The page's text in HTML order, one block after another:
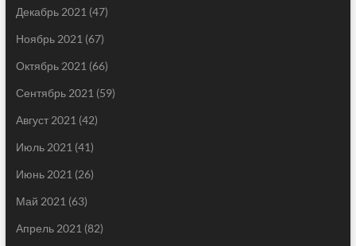
Декабрь 2021 (47)
Ноябрь 2021 (67)
Октябрь 2021 (66)
Сентябрь 2021 (59)
Август 2021 (42)
Июль 2021 (41)
Июнь 2021 (26)
Май 2021 (63)
Апрель 2021 (82)